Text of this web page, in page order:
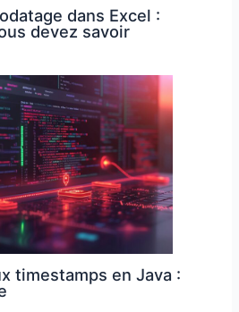
dans Excel :
devez savoir
timestamps en Java :